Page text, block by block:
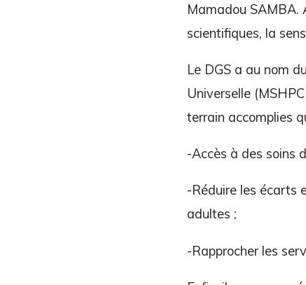
Mamadou SAMBA.
scientifiques, la
Le DGS a au nom
Universelle
terrain accomplies
-Accès à des soins
-Réduire les écarts
adultes ;
-Rapprocher les